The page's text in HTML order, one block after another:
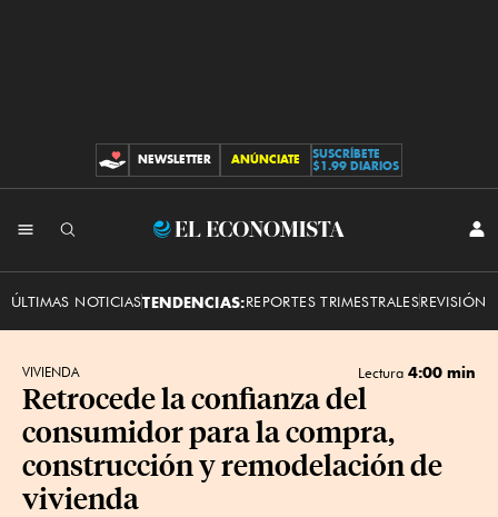
CONTRIBUCIONES
NEWSLETTER ANÚNCIATE
SUSCRÍBETE
$1.99 DIARIOS
El
ÚLTIMAS NOTICIASTENDENCIAS:REPORTES TRIMESTRALESREVISIÓN
VIVIENDA Lectura 4:00 min
Retrocede la confianza del
consumidor para la compra,
construcción y remodelación de
vivienda